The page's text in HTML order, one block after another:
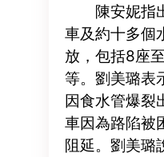
陳安妮指
車及約十多個
放，包括8座
等。劉美璐表
因食水管爆裂
車因為路陷被
阻延。劉美璐